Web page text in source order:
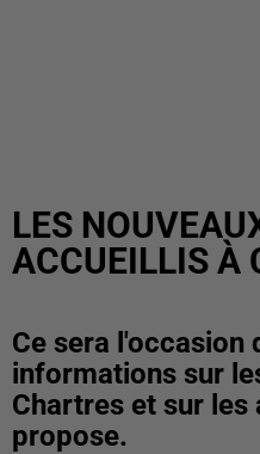
LES
ACCUEILLIS À
Ce sera l'occasion
informations sur
Chartres et sur
propose.